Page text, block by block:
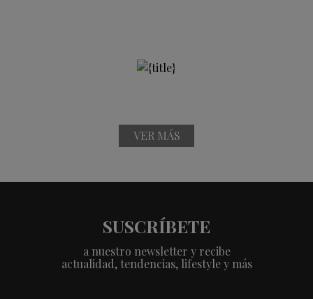
VER MÁS
SUSCRÍBETE
a nuestro newsletter y recibe
actualidad, tendencias, lifestyle y más